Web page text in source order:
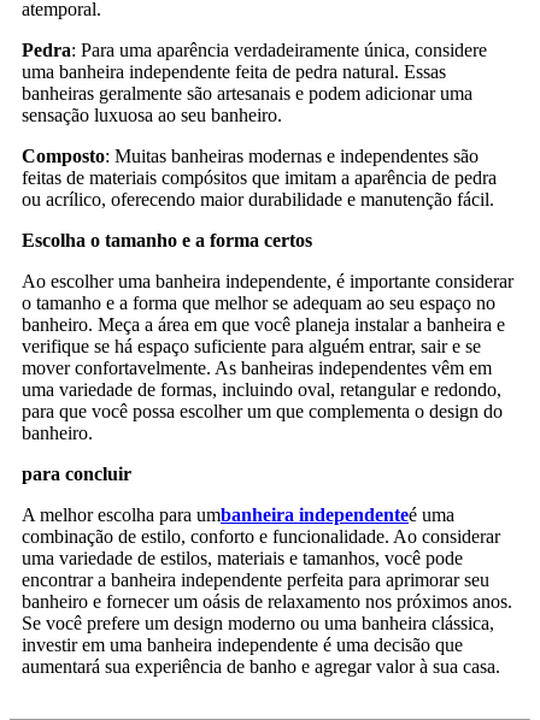
atemporal.
Pedra: Para uma aparência verdadeiramente única, considere
uma banheira independente feita de pedra natural. Essas
banheiras geralmente são artesanais e podem adicionar uma
sensação luxuosa ao seu banheiro.
Composto: Muitas banheiras modernas e independentes são
feitas de materiais compósitos que imitam a aparência de pedra
ou acrílico, oferecendo maior durabilidade e manutenção fácil.
Escolha o tamanho e a forma certos
Ao escolher uma banheira independente, é importante considerar
o tamanho e a forma que melhor se adequam ao seu espaço no
banheiro. Meça a área em que você planeja instalar a banheira e
verifique se há espaço suficiente para alguém entrar, sair e se
mover confortavelmente. As banheiras independentes vêm em
uma variedade de formas, incluindo oval, retangular e redondo,
para que você possa escolher um que complementa o design do
banheiro.
para concluir
A melhor escolha para umbanheira independenteé uma
combinação de estilo, conforto e funcionalidade. Ao considerar
uma variedade de estilos, materiais e tamanhos, você pode
encontrar a banheira independente perfeita para aprimorar seu
banheiro e fornecer um oásis de relaxamento nos próximos anos.
Se você prefere um design moderno ou uma banheira clássica,
investir em uma banheira independente é uma decisão que
aumentará sua experiência de banho e agregar valor à sua casa.